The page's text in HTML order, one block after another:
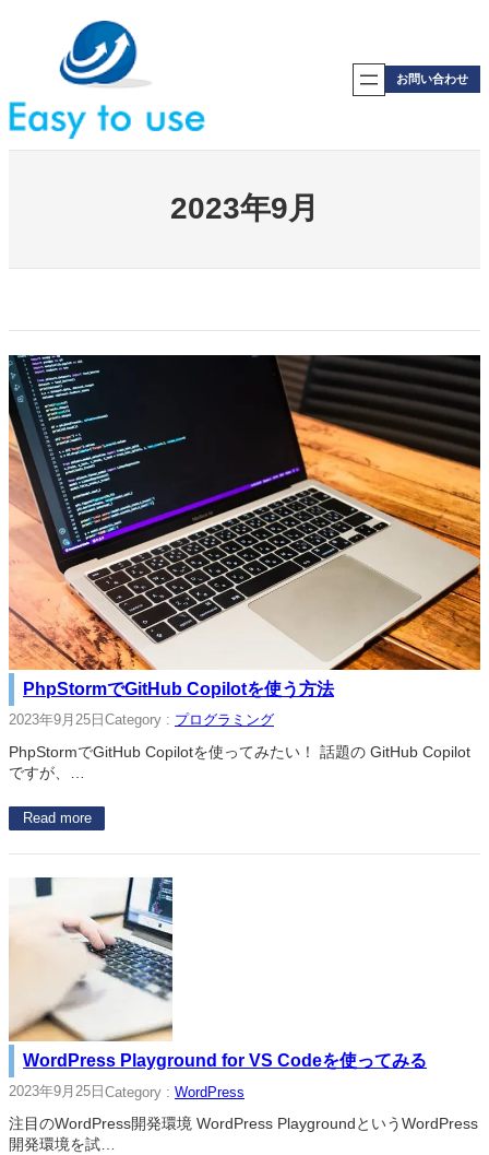
キ
ッ
お問い合わせ
2023年9月
PhpStormでGitHub Copilotを使う方法
2023年9月25日 Category : プログラミング
PhpStormでGitHub Copilotを使ってみたい！ 話題の GitHub Copilot
ですが、…
Read more
WordPress Playground for VS Codeを使ってみる
2023年9月25日 Category : WordPress
注目のWordPress開発環境 WordPress PlaygroundというWordPress
開発環境を試…